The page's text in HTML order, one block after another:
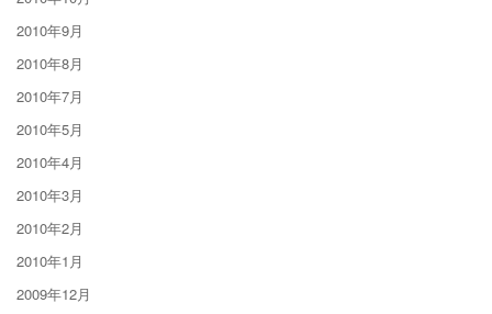
2010年9月
2010年8月
2010年7月
2010年5月
2010年4月
2010年3月
2010年2月
2010年1月
2009年12月